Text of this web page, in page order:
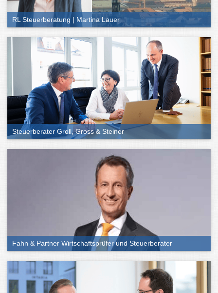
RL Steuerberatung | Martina Lauer
Steuerberater Groll, Gross & Steiner
Fahn & Partner Wirtschaftsprüfer und Steuerberater